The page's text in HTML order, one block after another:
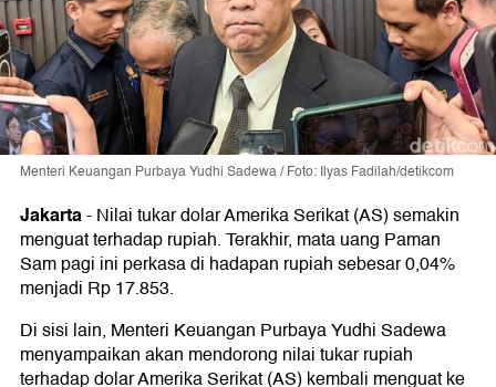
Menteri Keuangan Purbaya Yudhi Sadewa / Foto: Ilyas Fadilah/detikcom
Jakarta-Nilai tukar dolar Amerika Serikat (AS) semakin
menguat terhadap rupiah. Terakhir, mata uang Paman
Sam pagi ini perkasa di hadapan rupiah sebesar 0,04%
menjadi Rp 17.853.
Di sisi lain, Menteri Keuangan Purbaya Yudhi Sadewa
menyampaikan akan mendorong nilai tukar rupiah
terhadap dolar Amerika Serikat (AS) kembali menguat ke